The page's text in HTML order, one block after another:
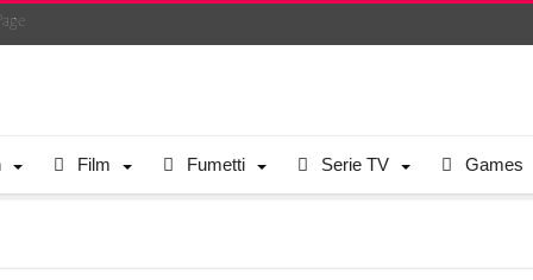
Film Fumetti Serie TV Games